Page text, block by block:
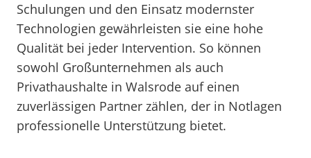
Schulungen und den Einsatz modernster
Technologien gewährleisten sie eine hohe
Qualität bei jeder Intervention. So können
sowohl Großunternehmen als auch
Privathaushalte in Walsrode auf einen
zuverlässigen Partner zählen, der in Notlagen
professionelle Unterstützung bietet.